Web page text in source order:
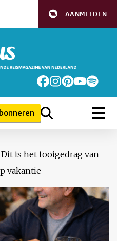
AANMELDEN
Dit is het fooigedrag van
vakantie